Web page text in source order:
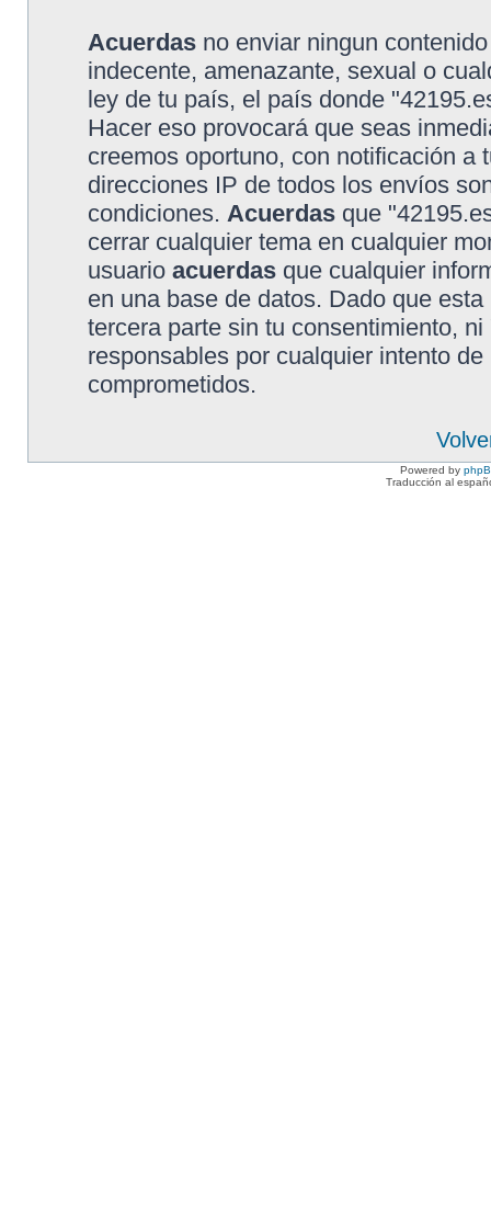
Acuerdas no enviar ningun
indecente, amenazante, sexual o
ley de tu país, el país donde
Hacer eso provocará que seas
creemos oportuno, con notificación a
direcciones IP de todos los envíos
condiciones. Acuerdas que
cerrar cualquier tema en cualquier
usuario acuerdas que cualquier
en una base de datos. Dado que
tercera parte sin tu consentimiento,
responsables por cualquier intento
comprometidos.
Powered by
Traducción al